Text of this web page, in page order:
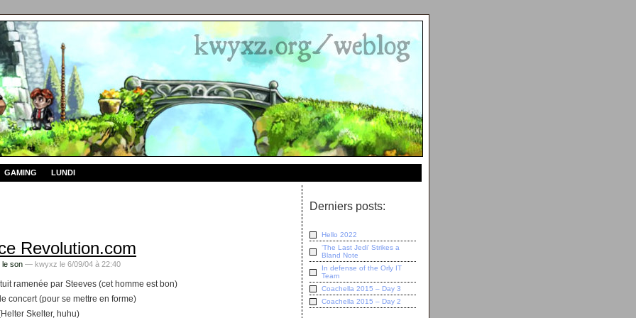
GAMING LUNDI
Revolution.com
le son — kwyxz le 6/09/04 à 22:40
ramenée par Steeves (cet homme est bon)
concert (pour se mettre en forme)
Skelter, huhu)
Derniers posts:
Hello 2022
‘The Last Jedi’ Strikes a
Bland Note
In defense of the Orly IT
Team
Coachella 2015 – Day 3
Coachella 2015 – Day 2